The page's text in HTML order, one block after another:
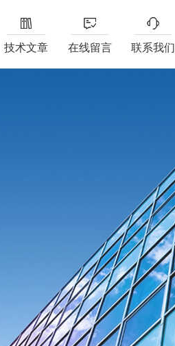
技术文章 在线留言 联系我们